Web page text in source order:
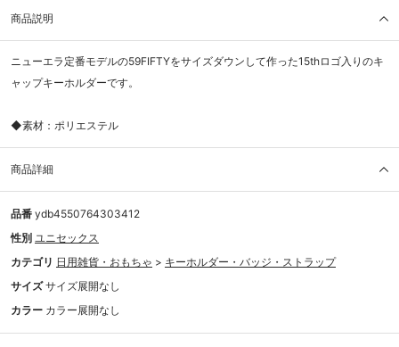
商品説明
ニューエラ定番モデルの59FIFTYをサイズダウンして作った15thロゴ入りのキ
ャップキーホルダーです。
◆素材：ポリエステル
商品詳細
品番 ydb4550764303412
性別 ユニセックス
カテゴリ 日用雑貨・おもちゃ > キーホルダー・バッジ・ストラップ
サイズ サイズ展開なし
カラー カラー展開なし